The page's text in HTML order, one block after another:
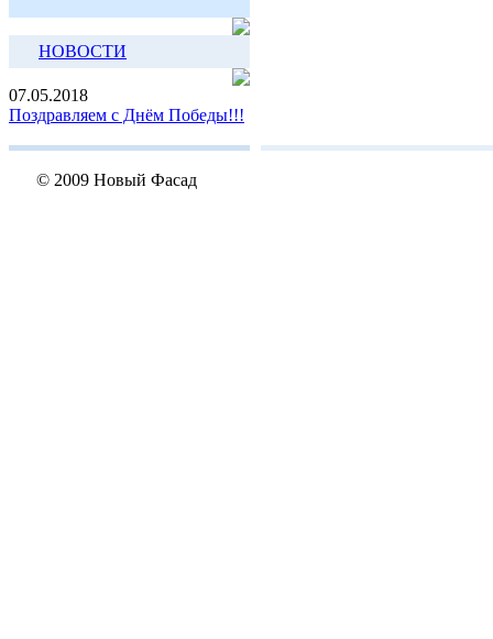
НОВОСТИ
07.05.2018
Поздравляем с Днём Победы!!!
© 2009 Новый Фасад